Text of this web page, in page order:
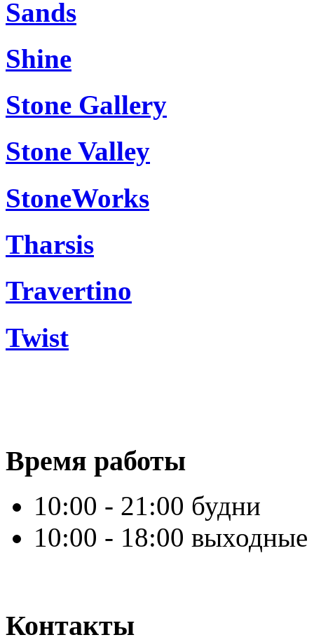
Sands
Shine
Stone Gallery
Stone Valley
StoneWorks
Tharsis
Travertino
Twist
Время работы
10:00 - 21:00 будни
10:00 - 18:00 выходные
Контакты